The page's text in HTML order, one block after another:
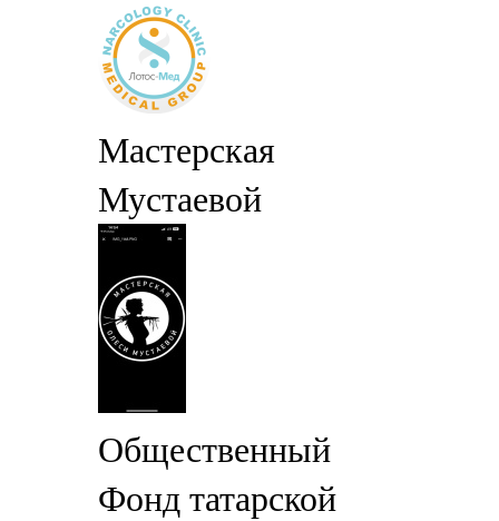
Мастерская
Мустаевой
Общественный
Фонд татарской